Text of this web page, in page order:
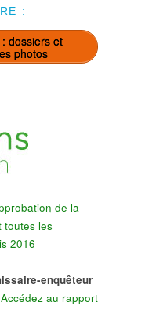
:
dossiers et
photos
de la
toutes les
2016
enquêteur
Accédez au rapport